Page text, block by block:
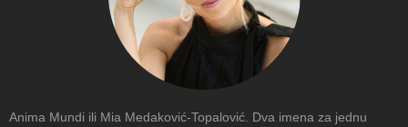
Anima Mundi ili Mia Medaković-Topalović. Dva imena za jednu